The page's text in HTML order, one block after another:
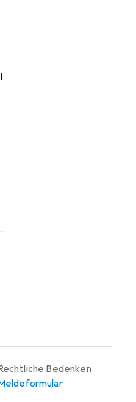
Bedenken